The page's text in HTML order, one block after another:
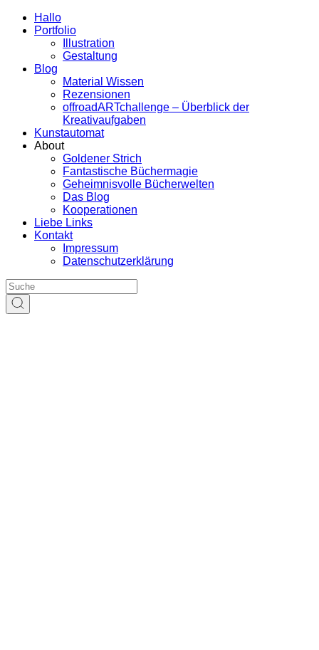
Hallo
Portfolio
Illustration
Gestaltung
Blog
Material Wissen
Rezensionen
offroadARTchallenge – Überblick der
Kreativaufgaben
Kunstautomat
About
Goldener Strich
Fantastische Büchermagie
Geheimnisvolle Bücherwelten
Das Blog
Kooperationen
Liebe Links
Kontakt
Impressum
Datenschutzerklärung